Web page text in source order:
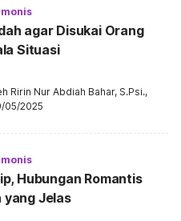
agar Disukai Orang
Situasi
Ririn Nur Abdiah Bahar, S.Psi.,
05/2025
Hubungan Romantis
yang Jelas